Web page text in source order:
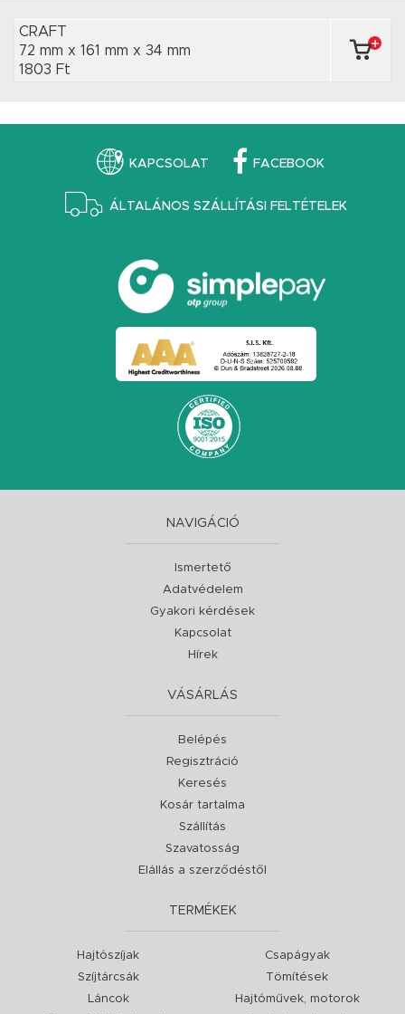
CRAFT
72 mm x 161 mm x 34 mm
1803 Ft
KAPCSOLAT FACEBOOK
ÁLTALÁNOS SZÁLLÍTÁSI FELTÉTELEK
NAVIGÁCIÓ
Ismertető
Adatvédelem
Gyakori kérdések
Kapcsolat
Hírek
VÁSÁRLÁS
Belépés
Regisztráció
Keresés
Kosár tartalma
Szállítás
Szavatosság
Elállás a szerződéstől
TERMÉKEK
Hajtószíjak
Szíjtárcsák
Láncok
Csapágyak
Tömítések
Hajtóművek, motorok